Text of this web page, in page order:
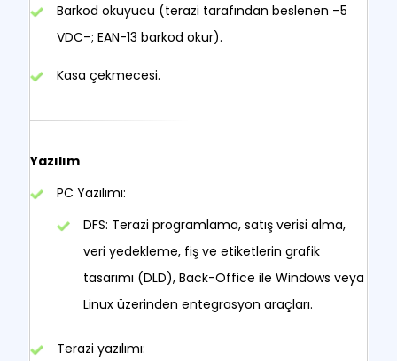
Barkod okuyucu (terazi tarafından beslenen –5
VDC–; EAN-13 barkod okur).
Kasa çekmecesi.
Yazılım
PC Yazılımı:
DFS: Terazi programlama, satış verisi alma,
veri yedekleme, fiş ve etiketlerin grafik
tasarımı (DLD), Back-Office ile Windows veya
Linux üzerinden entegrasyon araçları.
Terazi yazılımı: